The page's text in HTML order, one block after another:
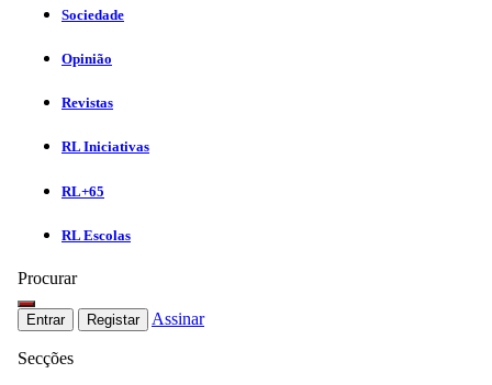
Sociedade
Opinião
Revistas
RL Iniciativas
RL+65
RL Escolas
Procurar
Entrar Registar Assinar
Secções